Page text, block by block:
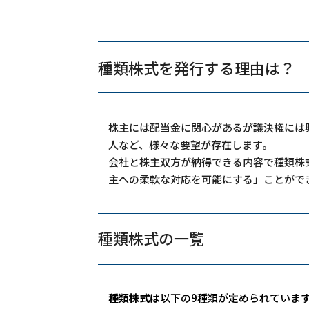
種類株式を発行する理由は？
株主には配当金に関心があるが議決権に
人など、様々な要望が存在します。
会社と株主双方が納得できる内容で種類
主への柔軟な対応を可能にする 」ことがで
種類株式の一覧
種類株式は以下の9種類が定められていま